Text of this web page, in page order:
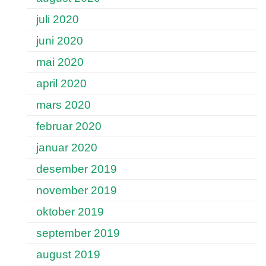
juli 2020
juni 2020
mai 2020
april 2020
mars 2020
februar 2020
januar 2020
desember 2019
november 2019
oktober 2019
september 2019
august 2019